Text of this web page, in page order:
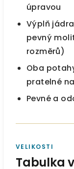
úpravou
Výplň
pevný
rozměrů)
Oba
pratelné
Pevné a
VELIKOSTI
Tabulka